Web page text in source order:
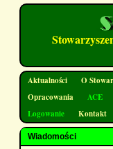
Aktualności O
Opracowania
ACE
Logowanie
Kontakt
Wiadomości